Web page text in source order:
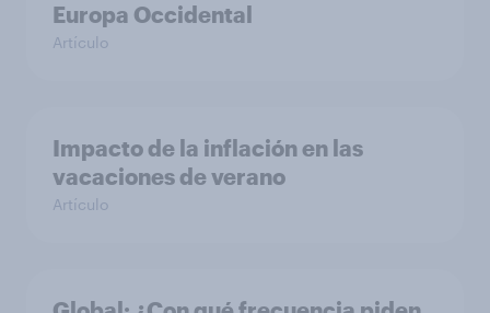
Europa Occidental
Artículo
Impacto de la inflación en las
vacaciones de verano
Artículo